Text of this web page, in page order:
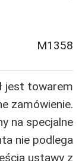
M1358
jest towarem
zamówienie.
na specjalne
nie podlega
ustawy z